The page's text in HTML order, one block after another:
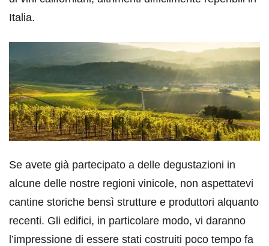
Italia.
Se avete già partecipato a delle degustazioni in
alcune delle nostre regioni vinicole, non aspettatevi
cantine storiche bensì strutture e produttori alquanto
recenti. Gli edifici, in particolare modo, vi daranno
l’impressione di essere stati costruiti poco tempo fa